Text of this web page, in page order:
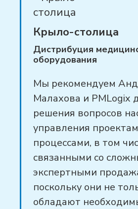
Крыло-столица
Дистрибуция
оборудования
Мы рекомендуем
Малахова и PMLogix
решения вопросов
управления
процессами, в том
связанными со
экспертными
поскольку они не
обладают